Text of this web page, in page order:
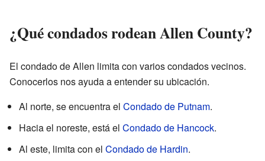
¿Qué condados rodean Allen County?
El condado de Allen limita con varios condados vecinos.
Conocerlos nos ayuda a entender su ubicación.
Al norte, se encuentra el Condado de Putnam.
Hacia el noreste, está el Condado de Hancock.
Al este, limita con el Condado de Hardin.